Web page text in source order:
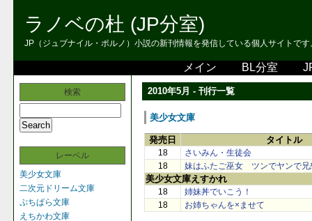
ラノベの杜 (JP分室)
JP（ジュブナイル・ポルノ）小説の新刊情報を発信している個人サイトで
メイン BL分室
検索
レーベル
美少女文庫
二次元ドリーム文庫
ぷちぱら文庫
えちかわ文庫
2010年5月 - 刊行一覧
美少女文庫
発売日 タイトル
18
さいみん・生徒会
18
妹はふたご巫女 ツンでヤンで兄
美少女文庫えすかれ
18
姉妹丼でいこう！
18
お姉ちゃんを×ませて